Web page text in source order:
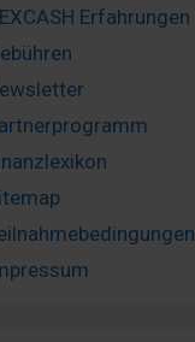
Erfahrungen